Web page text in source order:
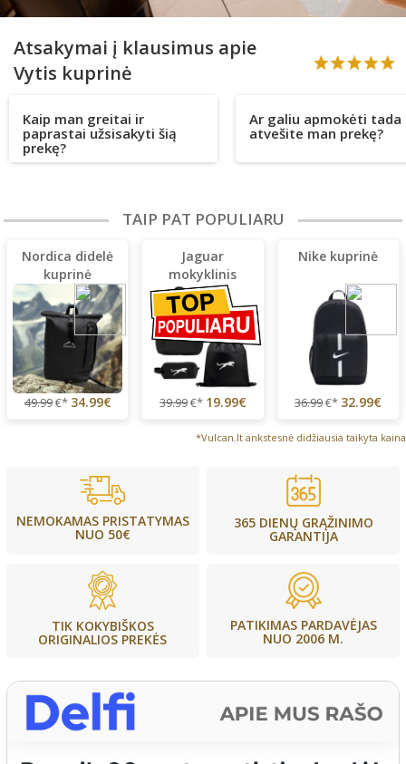
Atsakymai į klausimus apie
Vytis kuprinė
Kaip man greitai ir
paprastai užsisakyti šią
prekę?
Ar galiu apmokėti tada
atvešite man prekę?
TAIP PAT POPULIARU
Nordica didelė
kuprinė
49.99€* 34.99€
Jaguar
mokyklinis
komplektas
39.99€* 19.99€
Nike kuprinė
36.99€* 32.99€
*Vulcan.lt ankstesnė didžiausia taikyta kaina
NEMOKAMAS PRISTATYMAS
NUO 50€
365 DIENŲ GRĄŽINIMO
GARANTIJA
TIK KOKYBIŠKOS
ORIGINALIOS PREKĖS
PATIKIMAS PARDAVĖJAS
NUO 2006 M.